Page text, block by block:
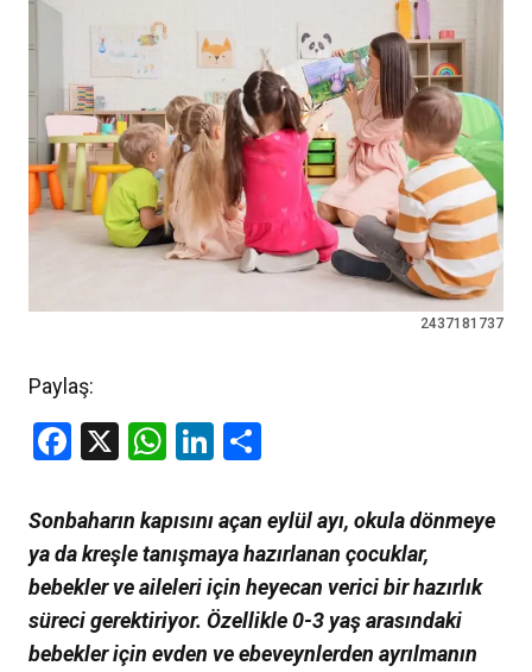
2437181737
Paylaş:
Facebook
X WhatsApp
LinkedIn
Sonbaharın kapısını açan eylül ayı, okula dönmeye
ya da kreşle tanışmaya hazırlanan çocuklar,
bebekler ve aileleri için heyecan verici bir hazırlık
süreci gerektiriyor. Özellikle 0-3 yaş arasındaki
bebekler için evden ve ebeveynlerden ayrılmanın